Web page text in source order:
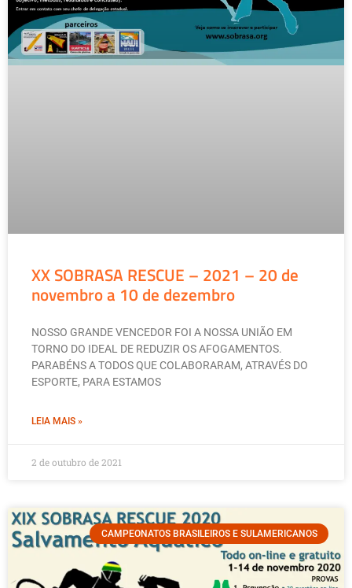
XX SOBRASA RESCUE – 2021 – 20 de
novembro a 10 de dezembro
NOSSO GRANDE VENCEDOR FOI A NOSSA UNIÃO EM
TORNO DO IDEAL DE REDUZIR OS AFOGAMENTOS.
PARABÉNS A TODOS QUE COLABORARAM, ATRAVÉS DO
ESPORTE, PARA ESTAMOS
LEIA MAIS »
2 de outubro de 2021
CAMPEONATOS BRASILEIROS E SULAMERICANOS